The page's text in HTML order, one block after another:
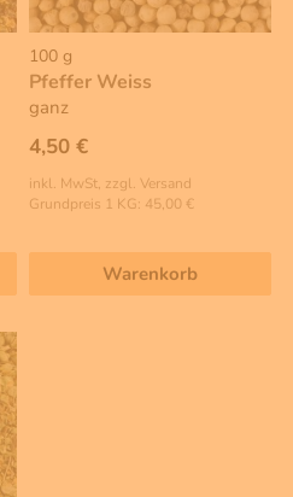
100 g
Pfeffer Weiss
ganz
4,50 €
inkl. MwSt, zzgl. Versand
Grundpreis 1 KG: 45,00 €
Warenkorb